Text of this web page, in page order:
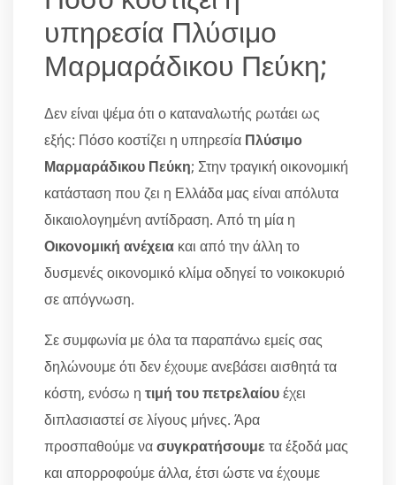
υπηρεσία Πλύσιμο
Μαρμαράδικου Πεύκη;
Δεν είναι ψέμα ότι ο καταναλωτής ρωτάει ως
εξής: Πόσο κοστίζει η υπηρεσία Πλύσιμο
Μαρμαράδικου Πεύκη; Στην τραγική οικονομική
κατάσταση που ζει η Ελλάδα μας είναι απόλυτα
δικαιολογημένη αντίδραση. Από τη μία η
Οικονομική ανέχεια και από την άλλη το
δυσμενές οικονομικό κλίμα οδηγεί το νοικοκυριό
σε απόγνωση.
Σε συμφωνία με όλα τα παραπάνω εμείς σας
δηλώνουμε ότι δεν έχουμε ανεβάσει αισθητά τα
κόστη, ενόσω η τιμή του πετρελαίουέχει
διπλασιαστεί σε λίγους μήνες. Άρα
προσπαθούμε νασυγκρατήσουμε τα έξοδά μας
και απορροφούμε άλλα, έτσι ώστε να έχουμε